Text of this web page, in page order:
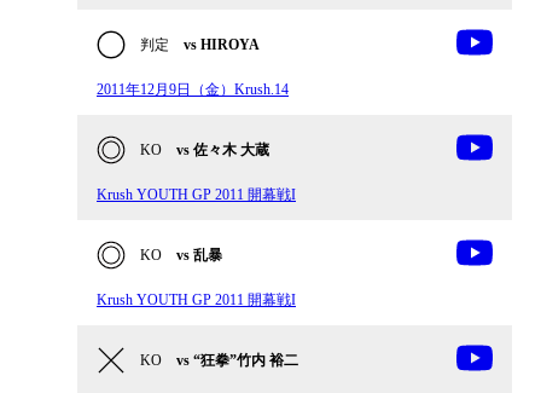
判定 vs HIROYA
2011年12月9日（金）Krush.14
KO vs 佐々木 大蔵
Krush YOUTH GP 2011 開幕戦I
KO vs 乱暴
Krush YOUTH GP 2011 開幕戦I
KO vs “狂拳”竹内 裕二